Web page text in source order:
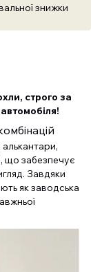
знижки
строго за
що забезпечує
Завдяки
як заводська